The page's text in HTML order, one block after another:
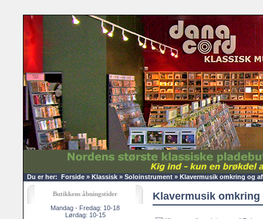
Du er her: Forside » Klassisk » Soloinstrument » Klavermusik omkring og
Butikkens åbningstider
Mandag - Fredag: 10-18
Lørdag: 10-15
Klavermusik omkring